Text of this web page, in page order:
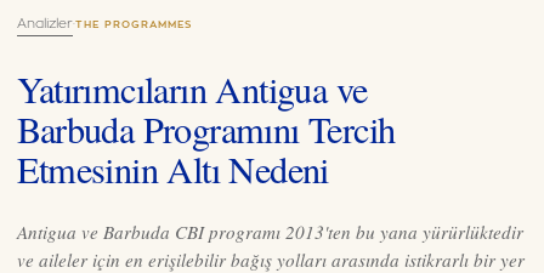
Analizler·THE PROGRAMMES
Yatırımcıların Antigua ve
Barbuda Programını Tercih
Etmesinin Altı Nedeni
Antigua ve Barbuda CBI programı 2013'ten bu yana yürürlüktedir
ve aileler için en erişilebilir bağış yolları arasında istikrarlı bir yer